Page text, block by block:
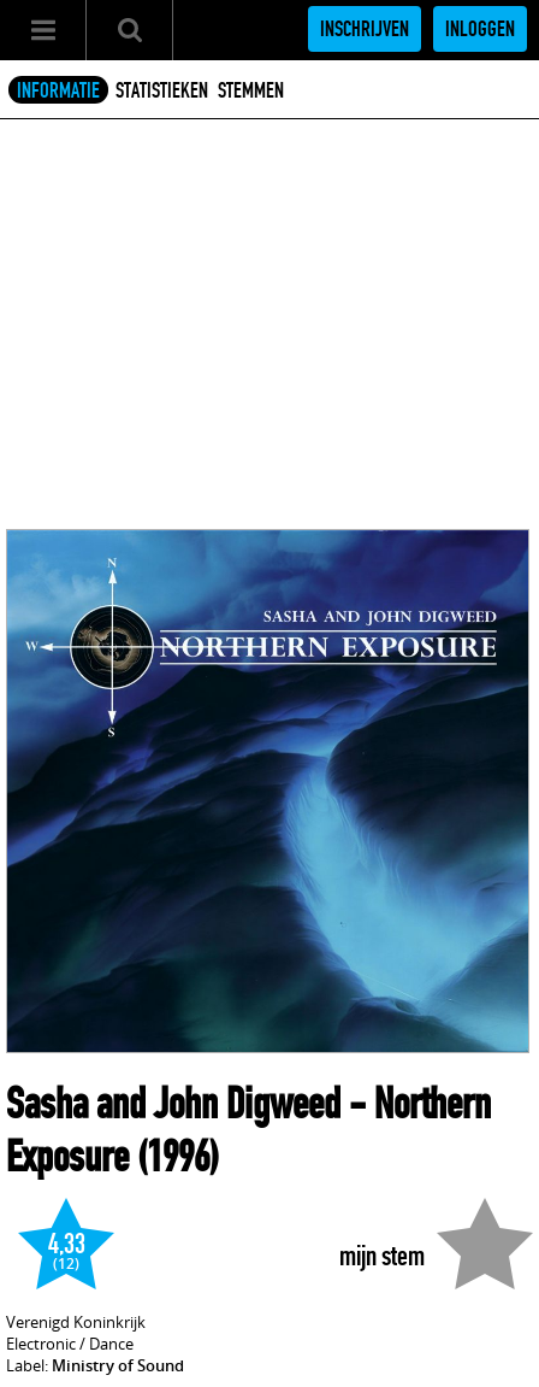
INSCHRIJVEN INLOGGEN
INFORMATIE STATISTIEKEN STEMMEN
Sasha and John Digweed- Northern
Exposure(1996)
mijn stem
4,33
(12)
Verenigd Koninkrijk
Electronic / Dance
Label: Ministry of Sound